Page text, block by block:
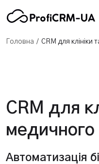
Головна / CRM для клініки
CRM для
медичного
Автоматизація